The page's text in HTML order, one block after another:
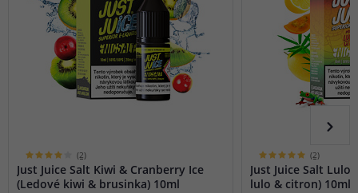
(2)
Just Juice Salt Kiwi & Cranberry Ice
(Ledové kiwi & brusinka) 10ml
(2)
Just Juice Salt Lulo
lulo & citron) 10ml